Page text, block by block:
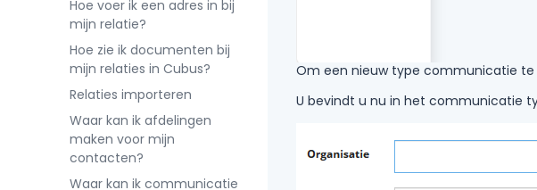
Hoe voer ik een adres in bij
mijn relatie?
Hoe zie ik documenten bij
mijn relaties in Cubus?
Relaties importeren
Waar kan ik afdelingen
maken voor mijn
contacten?
Waar kan ik communicatie
Om een nieuw type communicatie te
U bevindt u nu in het communicatie